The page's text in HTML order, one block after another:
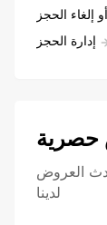
الحجز
إدارة الحجز
العروض
لدينا